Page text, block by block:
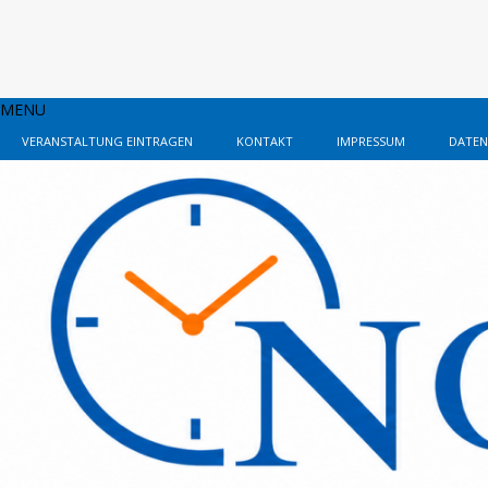
MENU
VERANSTALTUNG EINTRAGEN KONTAKT IMPRESSUM